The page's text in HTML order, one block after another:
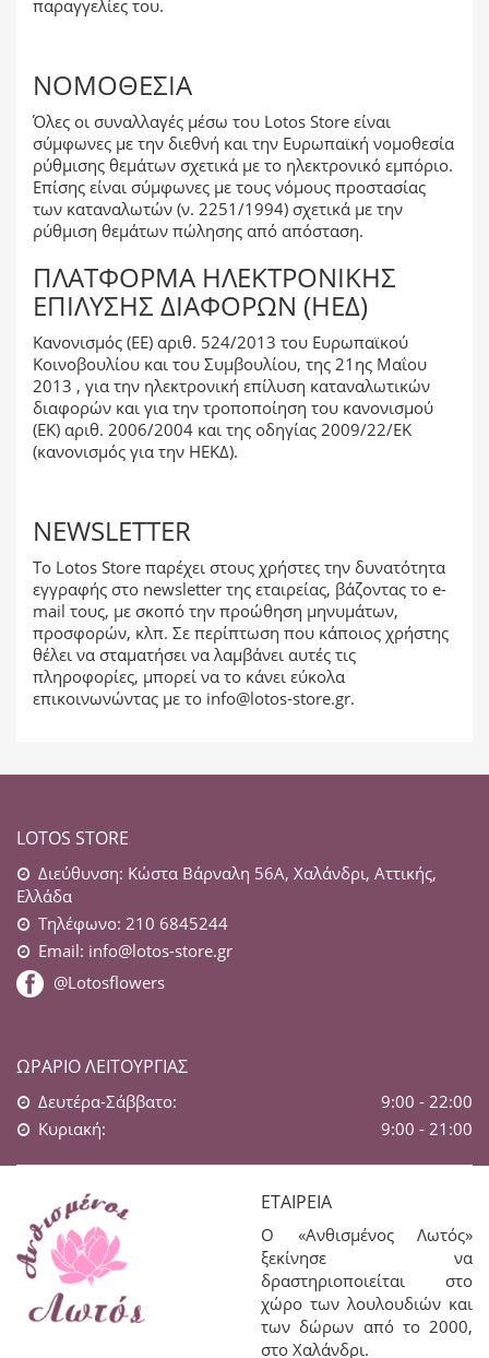
παραγγελίες του.
ΝΟΜΟΘΕΣΊΑ
Όλες οι συναλλαγές μέσω του Lotos Store είναι
σύμφωνες με την διεθνή και την Ευρωπαϊκή νομοθεσία
ρύθμισης θεμάτων σχετικά με το ηλεκτρονικό εμπόριο.
Επίσης είναι σύμφωνες με τους νόμους προστασίας
των καταναλωτών (ν. 2251/1994) σχετικά με την
ρύθμιση θεμάτων πώλησης από απόσταση.
ΠΛΑΤΦΌΡΜΑ ΗΛΕΚΤΡΟΝΙΚΉΣ
ΕΠΊΛΥΣΗΣ ΔΙΑΦΟΡΏΝ (ΗΕΔ)
Κανονισμός (ΕΕ) αριθ. 524/2013 του Ευρωπαϊκού
Κοινοβουλίου και του Συμβουλίου, της 21ης Μαΐου
2013 , για την ηλεκτρονική επίλυση καταναλωτικών
διαφορών και για την τροποποίηση του κανονισμού
(ΕΚ) αριθ. 2006/2004 και της οδηγίας 2009/22/ΕΚ
(κανονισμός για την ΗΕΚΔ).
NEWSLETTER
Το Lotos Store παρέχει στους χρήστες την δυνατότητα
εγγραφής στο newsletter της εταιρείας, βάζοντας το e-
mail τους, με σκοπό την προώθηση μηνυμάτων,
προσφορών, κλπ. Σε περίπτωση που κάποιος χρήστης
θέλει να σταματήσει να λαμβάνει αυτές τις
πληροφορίες, μπορεί να το κάνει εύκολα
επικοινωνώντας με το info@lotos-store.gr.
LOTOS STORE
Διεύθυνση: Κώστα Βάρναλη 56Α, Χαλάνδρι, Αττικής,
Ελλάδα
Τηλέφωνο: 210 6845244
Email: info@lotos-store.gr
@Lotosflowers
ΩΡΆΡΙΟ ΛΕΙΤΟΥΡΓΊΑΣ
Δευτέρα-Σάββατο:
9:00 - 22:00
Κυριακή:
9:00 - 21:00
ΕΤΑΙΡΕΊΑ
Ο «Ανθισμένος Λωτός»
ξεκίνησε να
δραστηριοποιείται στο
χώρο των λουλουδιών και
των δώρων από το 2000,
στο Χαλάνδρι.